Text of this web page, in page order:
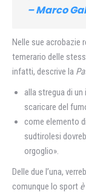
– Marco
Nelle sue acrobazie
temerario delle
infatti, descrive la
alla stregua di
scaricare del
come elemento
sudtirolesi
orgoglio».
Delle due l’una,
comunque lo sport è